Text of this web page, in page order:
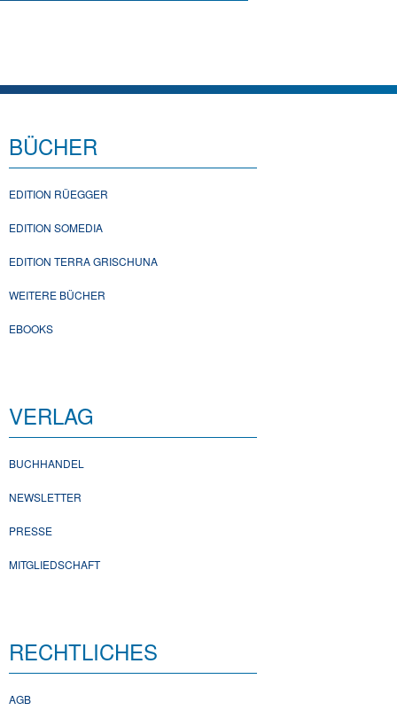
BÜCHER
EDITION RÜEGGER
EDITION SOMEDIA
EDITION TERRA GRISCHUNA
WEITERE BÜCHER
EBOOKS
VERLAG
BUCHHANDEL
NEWSLETTER
PRESSE
MITGLIEDSCHAFT
RECHTLICHES
AGB